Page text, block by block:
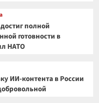
полной
готовности в
НАТО
ИИ-контента в России